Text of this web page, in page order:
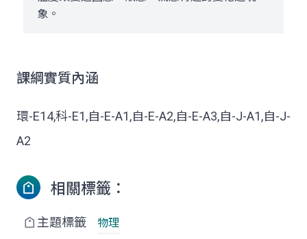
象。
課綱實質內涵
環-E14,科-E1,自-E-A1,自-E-A2,自-E-A3,自-J-A1,自-J-
A2
相關標籤：
主題標籤 物理